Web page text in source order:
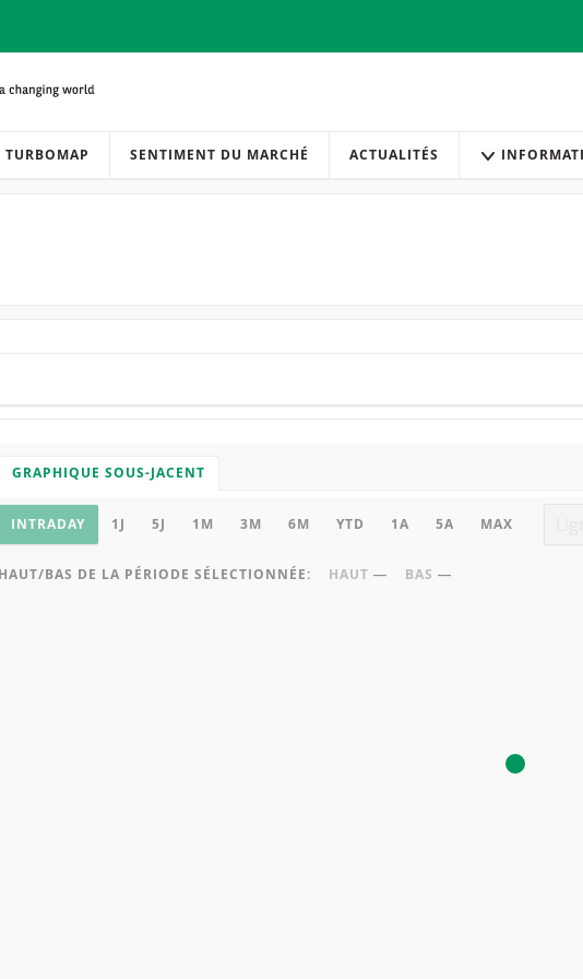
TURBOMAP SENTIMENT DU MARCHÉ ACTUALITÉS
GRAPHIQUE SOUS-JACENT
Graphique sous-jacent
DU GRAPHIQUE
INTRADAY
1J 5J 1M 3M 6M YTD 1A 5A MAX
HAUT/BAS DE LA PÉRIODE SÉLECTIONNÉE: HAUT ― BAS ―